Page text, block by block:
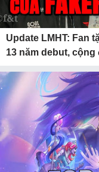
Update LMHT: Fan
13 năm debut,